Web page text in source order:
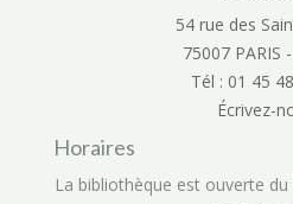
54 rue des
75007 PARIS
Tél : 01 45
Écrivez-
Horaires
La bibliothèque est ouverte